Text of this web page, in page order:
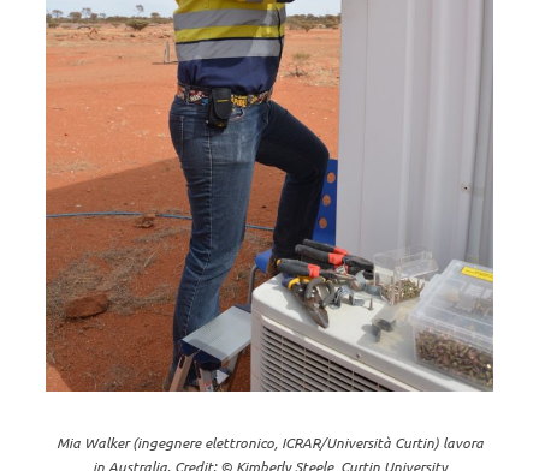
Mia Walker (ingegnere elettronico, ICRAR/Università Curtin) lavora
in Australia. Credit: © Kimberly Steele, Curtin University